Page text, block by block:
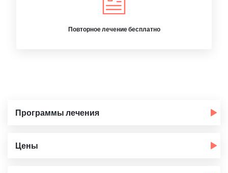
Повторное лечение бесплатно
Программы лечения
Цены